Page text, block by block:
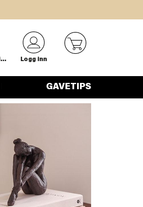
Velg din butikk Logg inn
GAVETIPS